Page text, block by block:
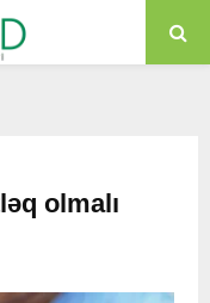
olmalı